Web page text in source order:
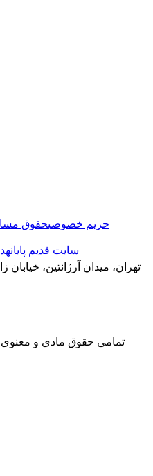
حریم خصوصیحقوق
سایت قدیم پایانه